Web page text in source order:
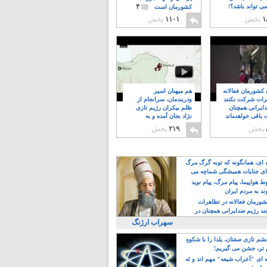
کشورمان است
۴
۱۱۰۱ پخش
تواند باشد؟!
پخش
هم میهنان اسیر
ودربندمان، سرانجام از
ظلم بیکران رژیم تازی
نژاد بجان آمده و به
۲۱۹ پخش
کشورمان فعالانه
شرکت نکنند
همچنان
باقی خواهدماند
پخش
ای، همانگونه که توبه گرگ مرگ
جنایات همیشگی شماچه می
هواپیما، پیام مرگ، پیام نوید
به مردم ایران
فعالانه در تظاهرات
رژیم ضدایرانی همچنان در
خواهدماند
سهراب ارژنگ
تازی صفتان، یلدا را با شکوهِ
تر، جشن می گیریم!
ای "اَعراب شیعه" مهم اند و نَه